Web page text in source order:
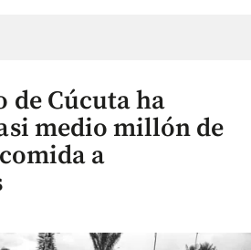
de Cúcuta ha
medio millón de
a